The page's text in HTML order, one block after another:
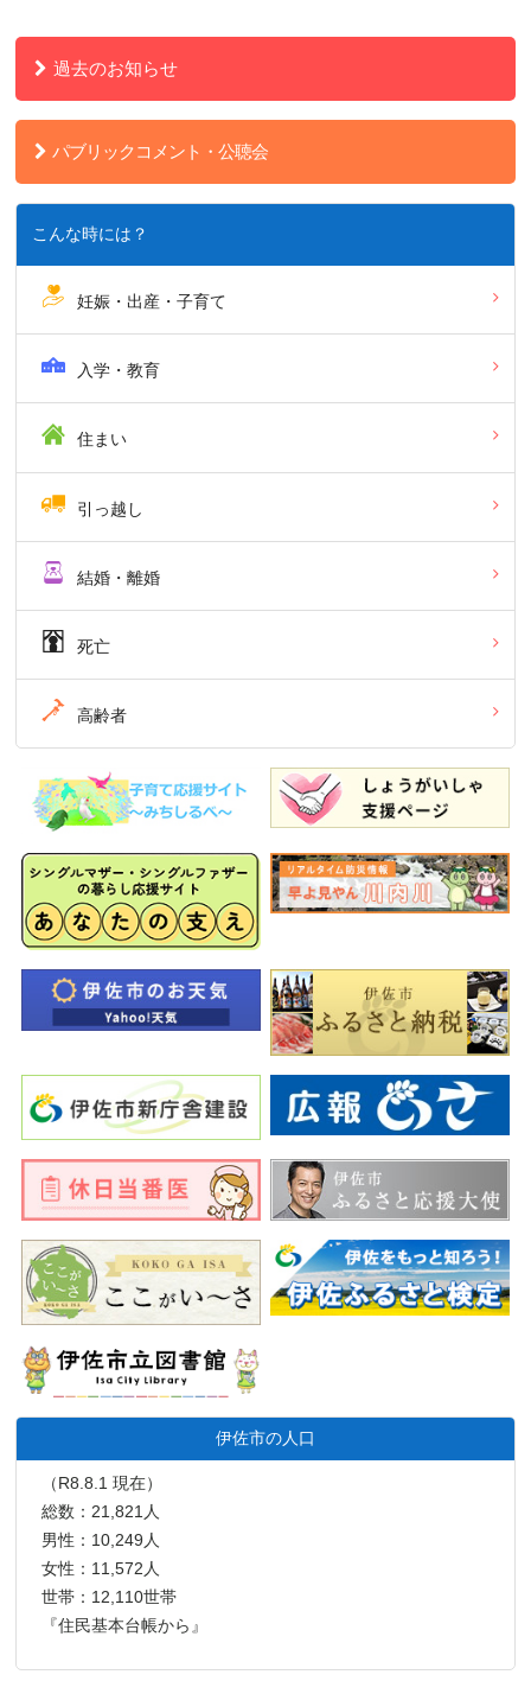
過去のお知らせ
パブリックコメント・公聴会
こんな時には？
妊娠・出産・子育て
入学・教育
住まい
引っ越し
結婚・離婚
死亡
高齢者
伊佐市の人口
（R8.8.1 現在）
総数：21,821人
男性：10,249人
女性：11,572人
世帯：12,110世帯
『住民基本台帳から』